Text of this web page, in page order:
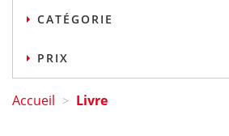
CATÉGORIE
PRIX
Accueil > Livre